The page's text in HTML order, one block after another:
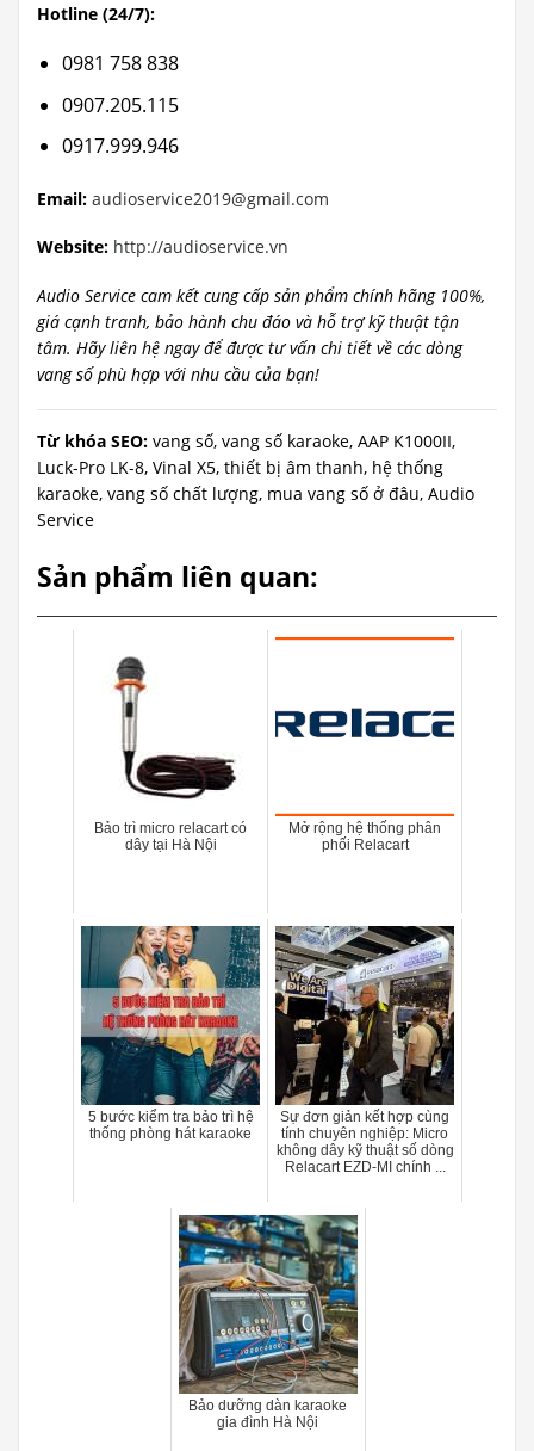
Hotline (24/7):
0981 758 838
0907.205.115
0917.999.946
Email: audioservice2019@gmail.com
Website: http://audioservice.vn
Audio Service cam kết cung cấp sản phẩm chính hãng 100%,
giá cạnh tranh, bảo hành chu đáo và hỗ trợ kỹ thuật tận
tâm. Hãy liên hệ ngay để được tư vấn chi tiết về các dòng
vang số phù hợp với nhu cầu của bạn!
Từ khóa SEO: vang số, vang số karaoke, AAP K1000II,
Luck-Pro LK-8, Vinal X5, thiết bị âm thanh, hệ thống
karaoke, vang số chất lượng, mua vang số ở đâu, Audio
Service
Sản phẩm liên quan:
Bảo trì micro relacart có
dây tại Hà Nội
Mở rộng hệ thống phân
phối Relacart
5 bước kiểm tra bảo trì hệ
thống phòng hát karaoke
Sự đơn giản kết hợp cùng
tính chuyên nghiệp: Micro
không dây kỹ thuật số dòng
Relacart EZD-MI chính ...
Bảo dưỡng dàn karaoke
gia đình Hà Nội